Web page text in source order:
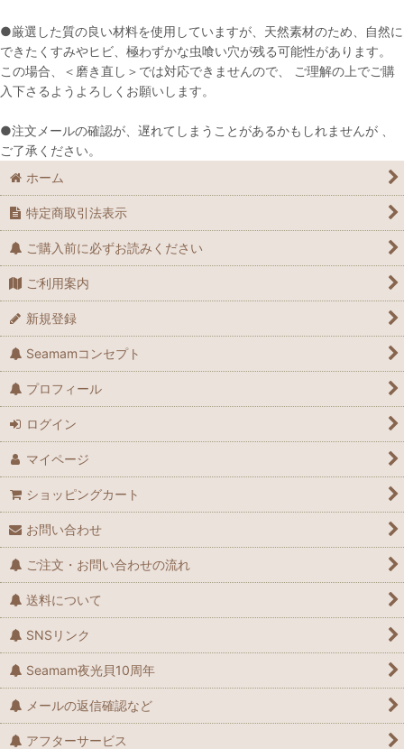
●厳選した質の良い材料を使用していますが、天然素材のため、自然に
できたくすみやヒビ、極わずかな虫喰い穴が残る可能性があります。
この場合、＜磨き直し＞では対応できませんので、 ご理解の上でご購
入下さるようよろしくお願いします。
●注文メールの確認が、遅れてしまうことがあるかもしれませんが 、
ご了承ください。
ホーム
特定商取引法表示
ご購入前に必ずお読みください
ご利用案内
新規登録
Seamamコンセプト
プロフィール
ログイン
マイページ
ショッピングカート
お問い合わせ
ご注文・お問い合わせの流れ
送料について
SNSリンク
Seamam夜光貝10周年
メールの返信確認など
アフターサービス